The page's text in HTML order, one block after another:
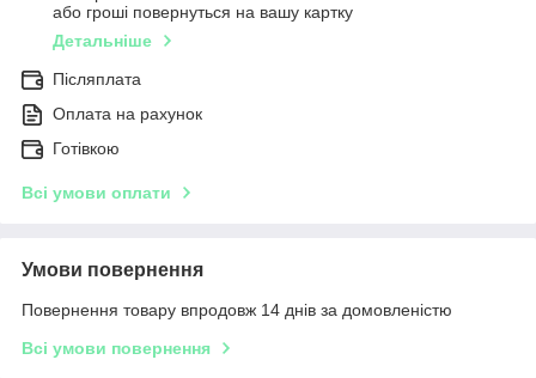
або гроші повернуться на вашу картку
Детальніше
Післяплата
Оплата на рахунок
Готівкою
Всі умови оплати
Умови повернення
Повернення товару впродовж 14 днів за домовленістю
Всі умови повернення